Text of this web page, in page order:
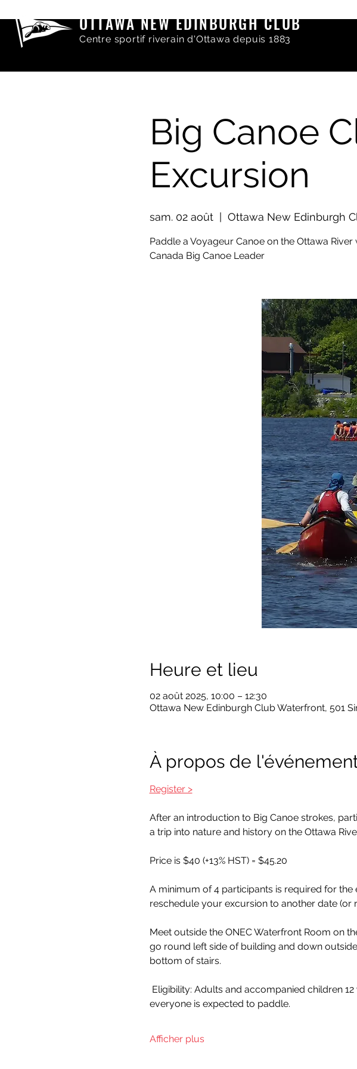
OTTAWA NEW EDINBURGH CLUB
Centre sportif riverain d'Ottawa depuis 1883
Big Canoe
Excursion
sam. 02 août
  |
Ottawa New Edinburgh
Paddle a Voyageur Canoe on the Ottawa
Canada Big Canoe Leader
Heure et lieu
02 août 2025, 10:00 – 12:30
Ottawa New Edinburgh Club Waterfront, 501
À propos de
Register >
After an introduction to Big Canoe strokes,
a trip into nature and history on the Ottawa
Price is $40 (+13% HST) = $45.20
A minimum of 4 participants is required for
reschedule your excursion to another date (or
Meet outside the ONEC Waterfront Room on
go round left side of building and down
bottom of stairs.
everyone is expected to paddle.
Afficher plus